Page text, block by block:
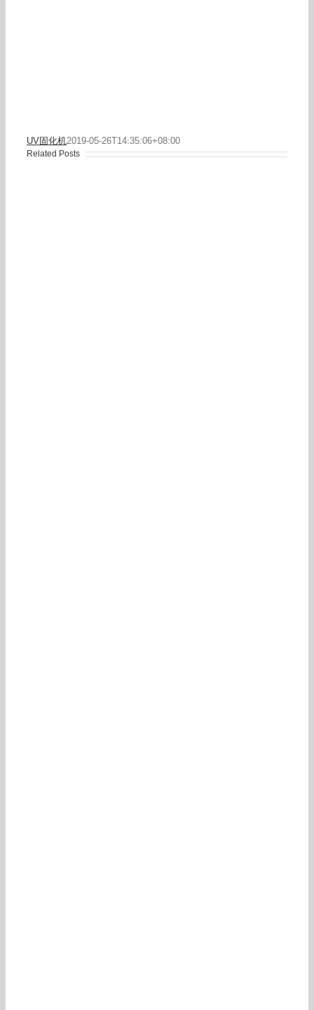
UV固化机2019-05-26T14:35:06+08:00
Related Posts